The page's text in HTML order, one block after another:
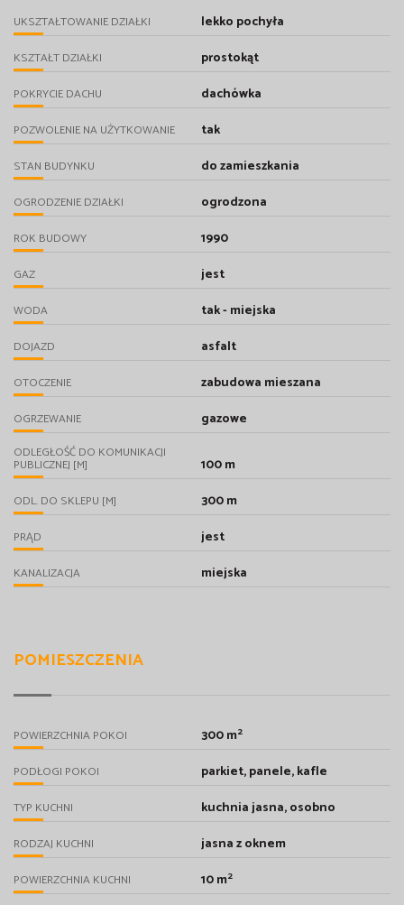
UKSZTAŁTOWANIE DZIAŁKI lekko pochyła
KSZTAŁT DZIAŁKI prostokąt
POKRYCIE DACHU dachówka
POZWOLENIE NA UŻYTKOWANIE tak
STAN BUDYNKU do zamieszkania
OGRODZENIE DZIAŁKI ogrodzona
ROK BUDOWY 1990
GAZ jest
WODA tak - miejska
DOJAZD asfalt
OTOCZENIE zabudowa mieszana
OGRZEWANIE gazowe
ODLEGŁOŚĆ DO KOMUNIKACJI
PUBLICZNEJ [M] 100 m
ODL. DO SKLEPU [M] 300 m
PRĄD jest
KANALIZACJA miejska
POMIESZCZENIA
POWIERZCHNIA POKOI 300 m2
PODŁOGI POKOI parkiet, panele, kafle
TYP KUCHNI kuchnia jasna, osobno
RODZAJ KUCHNI jasna z oknem
POWIERZCHNIA KUCHNI 10 m2